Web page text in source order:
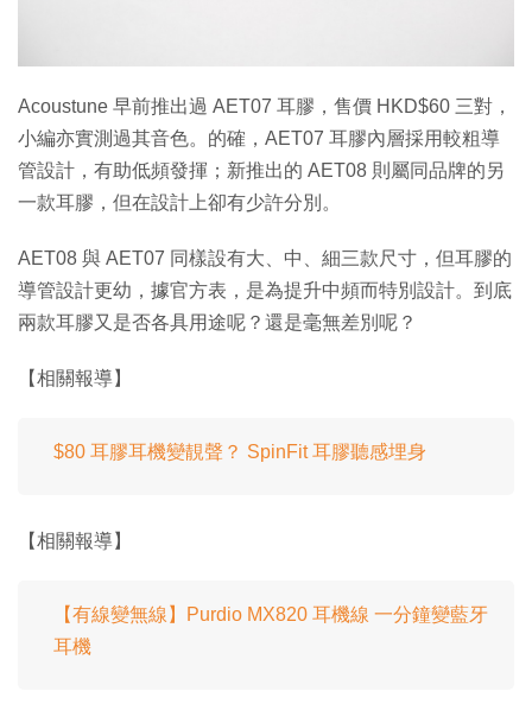
Acoustune 早前推出過 AET07 耳膠，售價 HKD$60 三對，
小編亦實測過其音色。的確，AET07 耳膠內層採用較粗導
管設計，有助低頻發揮；新推出的 AET08 則屬同品牌的另
一款耳膠，但在設計上卻有少許分別。
AET08 與 AET07 同樣設有大、中、細三款尺寸，但耳膠的
導管設計更幼，據官方表，是為提升中頻而特別設計。到底
兩款耳膠又是否各具用途呢？還是毫無差別呢？
【相關報導】
$80 耳膠耳機變靚聲？ SpinFit 耳膠聽感埋身
【相關報導】
【有線變無線】Purdio MX820 耳機線 一分鐘變藍牙
耳機